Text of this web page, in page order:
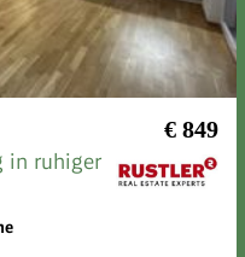
€ 849
in ruhiger